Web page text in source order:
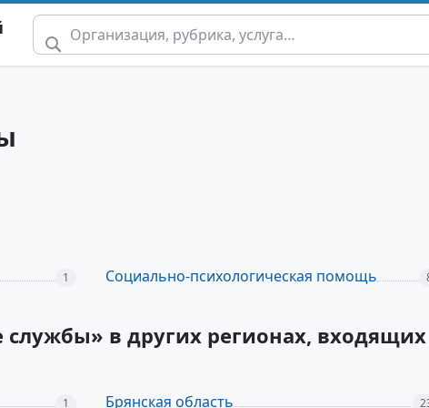
1 Социально-психологическая помощь
службы» в других регионах,
1 Брянская область